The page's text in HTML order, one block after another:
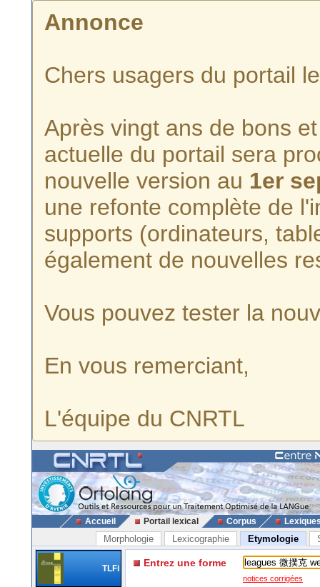
Annonce
Chers usagers du portail
Après vingt ans de bons
actuelle du portail sera
nouvelle version au 1er
une refonte complète de
supports (ordinateurs,
également de nouvelles
Vous pouvez tester la
En vous remerciant,
L'équipe du CNRTL
Accueil Portail lexical Corpus
Morphologie Lexicographie Etymologie
TLFi Entrez une forme
notices corrigées